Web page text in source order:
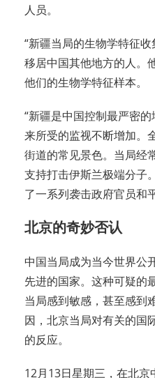
人员。
“新疆当局的生物学特征
移居中国其他地方的人。
他们的生物学特征样本。
“新疆是中国控制最严密
来所受的监视不断增加。
街道的常见景色。当局经
支持打击伊斯兰极端分子
了一系列袭击政府官员和
北京的奇妙否认
中国当局成为当今世界公
先进的国家。这种可疑的
当局感到敏感，甚至感到
因，北京当局对有关的国
的反应。
12月13日星期三，在北